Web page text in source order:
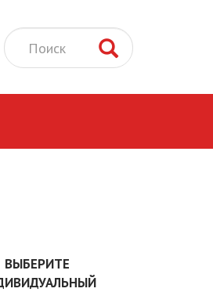
ВЫБЕРИТЕ